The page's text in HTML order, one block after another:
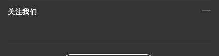
关注我们